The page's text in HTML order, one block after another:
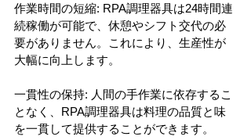
作業時間の短縮: RPA調理器具は24時間連
続稼働が可能で、休憩やシフト交代の必
要がありません。これにより、生産性が
大幅に向上します。
一貫性の保持: 人間の手作業に依存するこ
となく、RPA調理器具は料理の品質と味
を一貫して提供することができます。